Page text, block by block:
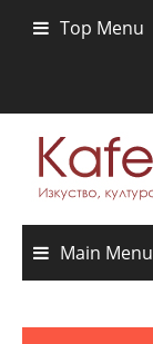
Top Menu
Main Menu